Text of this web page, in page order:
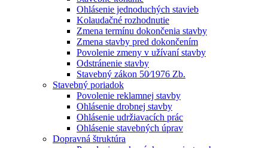
Ohlásenie jednoduchých stavieb
Kolaudačné rozhodnutie
Zmena termínu dokončenia stavby
Zmena stavby pred dokončením
Povolenie zmeny v užívaní stavby
Odstránenie stavby
Stavebný zákon 50⁄1976 Zb.
Stavebný poriadok
Povolenie reklamnej stavby
Ohlásenie drobnej stavby
Ohlásenie udržiavacích prác
Ohlásenie stavebných úprav
Dopravná štruktúra